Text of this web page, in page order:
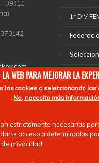
39011
y
1ª DIV
DHA(1)
Deporte
LA WEB PARA MEJORAR LA
las cookies o seleccionando las
. No, necesito más
estrictamente necesarias
acceso a determinadas
privacidad.